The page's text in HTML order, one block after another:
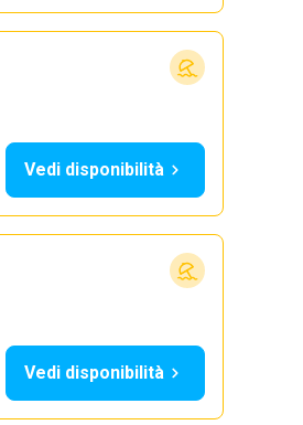
Vedi disponibilità
Vedi disponibilità